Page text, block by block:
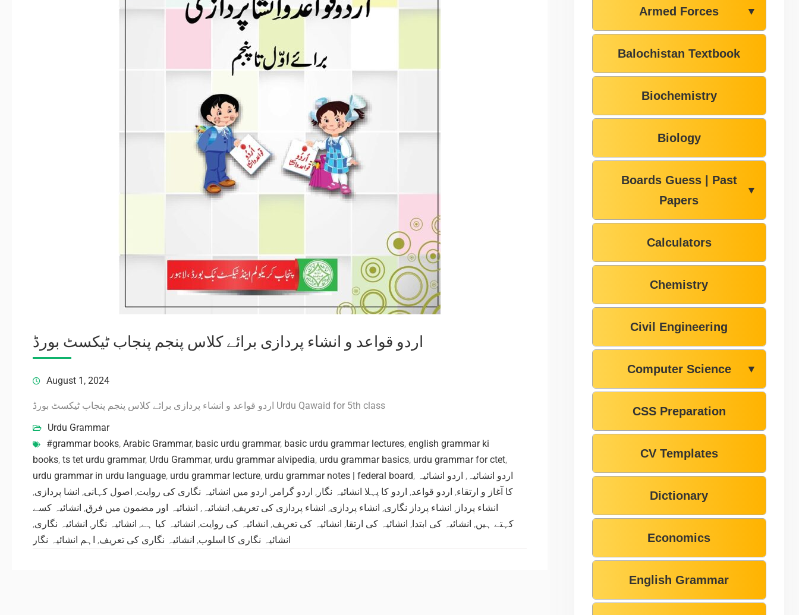
اردو قواعد و انشاء پردازی برائے کلاس پنجم پنجاب ٹیکسٹ بورڈ
August 1, 2024
اردو قواعد و انشاء پردازی برائے کلاس پنجم پنجاب ٹیکسٹ بورڈ Urdu Qawaid for 5th class
Urdu Grammar
#grammar books, Arabic Grammar, basic urdu grammar, basic urdu grammar lectures, english grammar ki
books, ts tet urdu grammar, Urdu Grammar, urdu grammar alvipedia, urdu grammar basics, urdu grammar for ctet,
urdu grammar in urdu language, urdu grammar lecture, urdu grammar notes | federal board, اردو انشائیہ , اردو انشائیہ
کا آغاز و ارتقاء, اردو قواعد, اردو کا پہلا انشائیہ نگار , اردو گرامر , اردو میں انشائیہ نگاری کی روایت, اصول کہانی, انشا پردازی,
انشاء پرداز , انشاء پرداز نگاری, انشاء پردازی, انشاء پردازی کی تعریف, انشائیہ , انشائیہ اور مضمون میں فرق, انشائیہ کسے
کہتے ہیں, انشائیہ کی ابتدا, انشائیہ کی ارتقا, انشائیہ کی تعریف, انشائیہ کی روایت, انشائیہ کیا ہے, انشائیہ نگار , انشائیہ نگاری,
انشائیہ نگاری کا اسلوب, انشائیہ نگاری کی تعریف, اہم انشائیہ نگار
Armed Forces ▼
Balochistan Textbook
Biochemistry
Biology
Boards Guess | Past
Papers
▼
Calculators
Chemistry
Civil Engineering
Computer Science ▼
CSS Preparation
CV Templates
Dictionary
Economics
English Grammar